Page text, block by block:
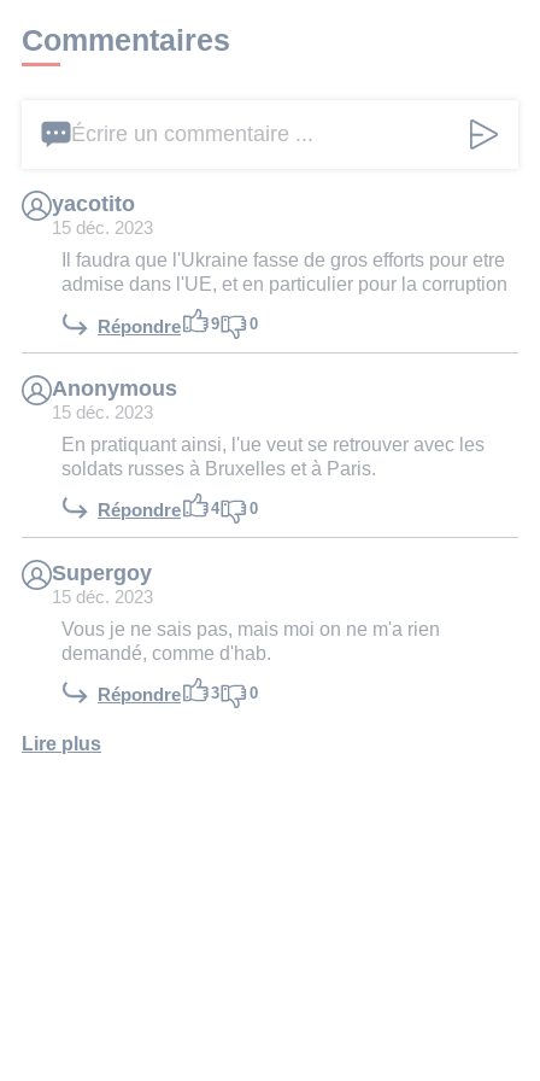
Commentaires
Écrire un commentaire ...
yacotito
15 déc. 2023
Il faudra que l'Ukraine fasse de gros efforts pour etre
admise dans l'UE, et en particulier pour la corruption
Répondre 9 0
Anonymous
15 déc. 2023
En pratiquant ainsi, l'ue veut se retrouver avec les
soldats russes à Bruxelles et à Paris.
Répondre 4 0
Supergoy
15 déc. 2023
Vous je ne sais pas, mais moi on ne m'a rien
demandé, comme d'hab.
Répondre 3 0
Lire plus